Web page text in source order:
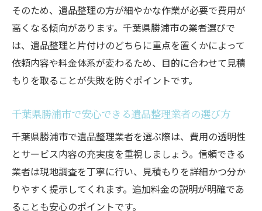
そのため、遺品整理の方が細やかな作業が必要で費用が
高くなる傾向があります。千葉県勝浦市の業者選びで
は、遺品整理と片付けのどちらに重点を置くかによって
依頼内容や料金体系が変わるため、目的に合わせて見積
もりを取ることが失敗を防ぐポイントです。
千葉県勝浦市で安心できる遺品整理業者の選び方
千葉県勝浦市で遺品整理業者を選ぶ際は、費用の透明性
とサービス内容の充実度を重視しましょう。信頼できる
業者は現地調査を丁寧に行い、見積もりを詳細かつ分か
りやすく提示してくれます。追加料金の説明が明確であ
ることも安心のポイントです。